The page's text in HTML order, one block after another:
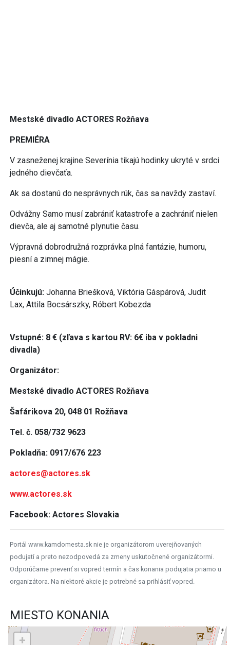
Mestské divadlo ACTORES Rožňava
PREMIÉRA
V zasneženej krajine Severínia tikajú hodinky ukryté v srdci
jedného dievčaťa.
Ak sa dostanú do nesprávnych rúk, čas sa navždy zastaví.
Odvážny Samo musí zabrániť katastrofe a zachrániť nielen
dievča, ale aj samotné plynutie času.
Výpravná dobrodružná rozprávka plná fantázie, humoru,
piesní a zimnej mágie.
Účinkujú: Johanna Briešková, Viktória Gáspárová, Judit
Lax, Attila Bocsárszky, Róbert Kobezda
Vstupné: 8 € (zľava s kartou RV: 6€ iba v pokladni
divadla)
Organizátor:
Mestské divadlo ACTORES Rožňava
Šafárikova 20, 048 01 Rožňava
Tel. č. 058/732 9623
Pokladňa: 0917/676 223
actores@actores.sk
www.actores.sk
Facebook: Actores Slovakia
Portál www.kamdomesta.sk nie je organizátorom uverejňovaných
podujatí a preto nezodpovedá za zmeny uskutočnené organizátormi.
Odporúčame preveriť si vopred termín a čas konania podujatia priamo u
organizátora. Na niektoré akcie je potrebné sa prihlásiť vopred.
MIESTO KONANIA
+